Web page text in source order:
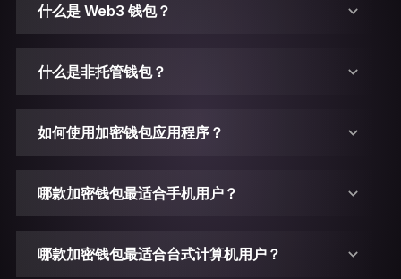
什么是 Web3 钱包？
什么是非托管钱包？
如何使用加密钱包应用程序？
哪款加密钱包最适合手机用户？
哪款加密钱包最适合台式计算机用户？